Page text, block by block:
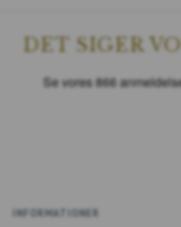
DET SIGER
INFORMATIONER